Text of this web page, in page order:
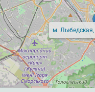
м. Лыбедская,